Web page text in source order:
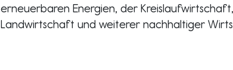
erneuerbaren Energien, der
Landwirtschaft und weiterer nachhaltiger